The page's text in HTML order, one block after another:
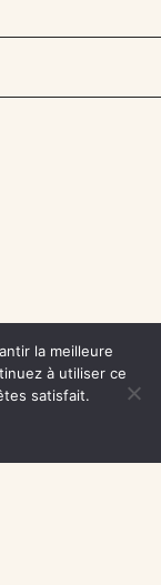
la meilleure
à utiliser ce
satisfait.